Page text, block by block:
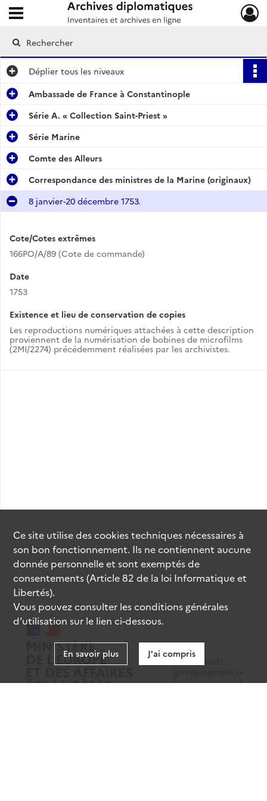
Archives diplomatiques
Ouvrir le menu déroulant
Déplier tous les niveaux
Ambassade de France à Constantinople
Série A. « Collection Saint-Priest »
Série Marine
Comte des Alleurs
Correspondance des ministres de la Marine (originaux)
8 janvier-20 décembre 1753.
Cote/Cotes extrêmes
166PO/A/89 (Cote de commande)
Date
1753
Existence et lieu de conservation de copies
Les reproductions numériques attachées à cette description
proviennent de la numérisation de bobines de microfilms
(2MI/2274) précédemment réalisées par les archivistes.
data.gouv.fr
legifrance.gouv.fr
Ce site utilise descookiestechniques nécessaires à
son bon fonctionnement. Ils ne contiennent aucune
donnée personnelle et sont exemptés de
consentements (Article 82 de la loi Informatique et
Libertés).
Vous pouvez consulter les conditions générales
d’utilisation sur le lien ci-dessous.
En savoir plus J'ai compris